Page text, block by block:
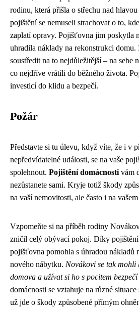
rodinu, která přišla o střechu nad
pojištění se nemuseli strachovat o to,
zaplatí opravy. Pojišťovna jim poskytla
uhradila náklady na rekonstrukci domu.
soustředit na to nejdůležitější – na sebe
co nejdříve vrátili do běžného života.
investicí do klidu a bezpečí.
Požár
Představte si tu úlevu, když víte, že i v
nepředvídatelné události, se na vaše
spolehnout. Pojištění domácnosti vám
nezůstanete sami. Kryje totiž škody
na vaší nemovitosti, ale často i na
Vzpomeňte si na příběh rodiny
zničil celý obývací pokoj. Díky
pojišťovna pomohla s úhradou nákladů
nového nábytku. Novákovi se tak mohli
domova a užívat si ho s pocitem
domácnosti se vztahuje na různé
už jde o škody způsobené přímým